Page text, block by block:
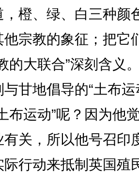
、绿、白三种颜
宗教的象征；把它
的大联合”深刻含义
甘地倡导的“土布
布运动”呢？因为他
关，所以他号召印
际行动来抵制英国殖